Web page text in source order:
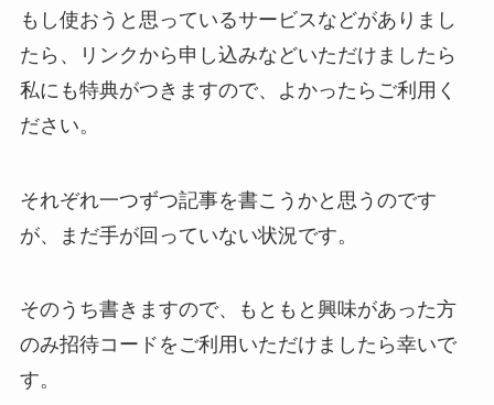
もし使おうと思っているサービスなどがありまし
たら、リンクから申し込みなどいただけましたら
私にも特典がつきますので、よかったらご利用く
ださい。
それぞれ一つずつ記事を書こうかと思うのです
が、まだ手が回っていない状況です。
そのうち書きますので、もともと興味があった方
のみ招待コードをご利用いただけましたら幸いで
す。